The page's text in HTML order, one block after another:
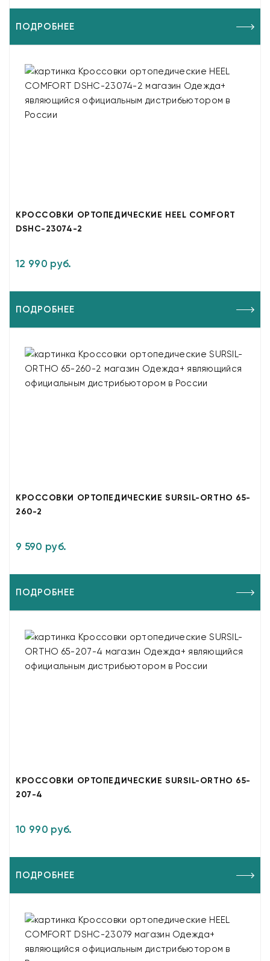
ПОДРОБНЕЕ
КРОССОВКИ ОРТОПЕДИЧЕСКИЕ HEEL COMFORT
DSHC-23074-2
12 990 руб.
ПОДРОБНЕЕ
КРОССОВКИ ОРТОПЕДИЧЕСКИЕ SURSIL-ORTHO 65-
260-2
9 590 руб.
ПОДРОБНЕЕ
КРОССОВКИ ОРТОПЕДИЧЕСКИЕ SURSIL-ORTHO 65-
207-4
10 990 руб.
ПОДРОБНЕЕ